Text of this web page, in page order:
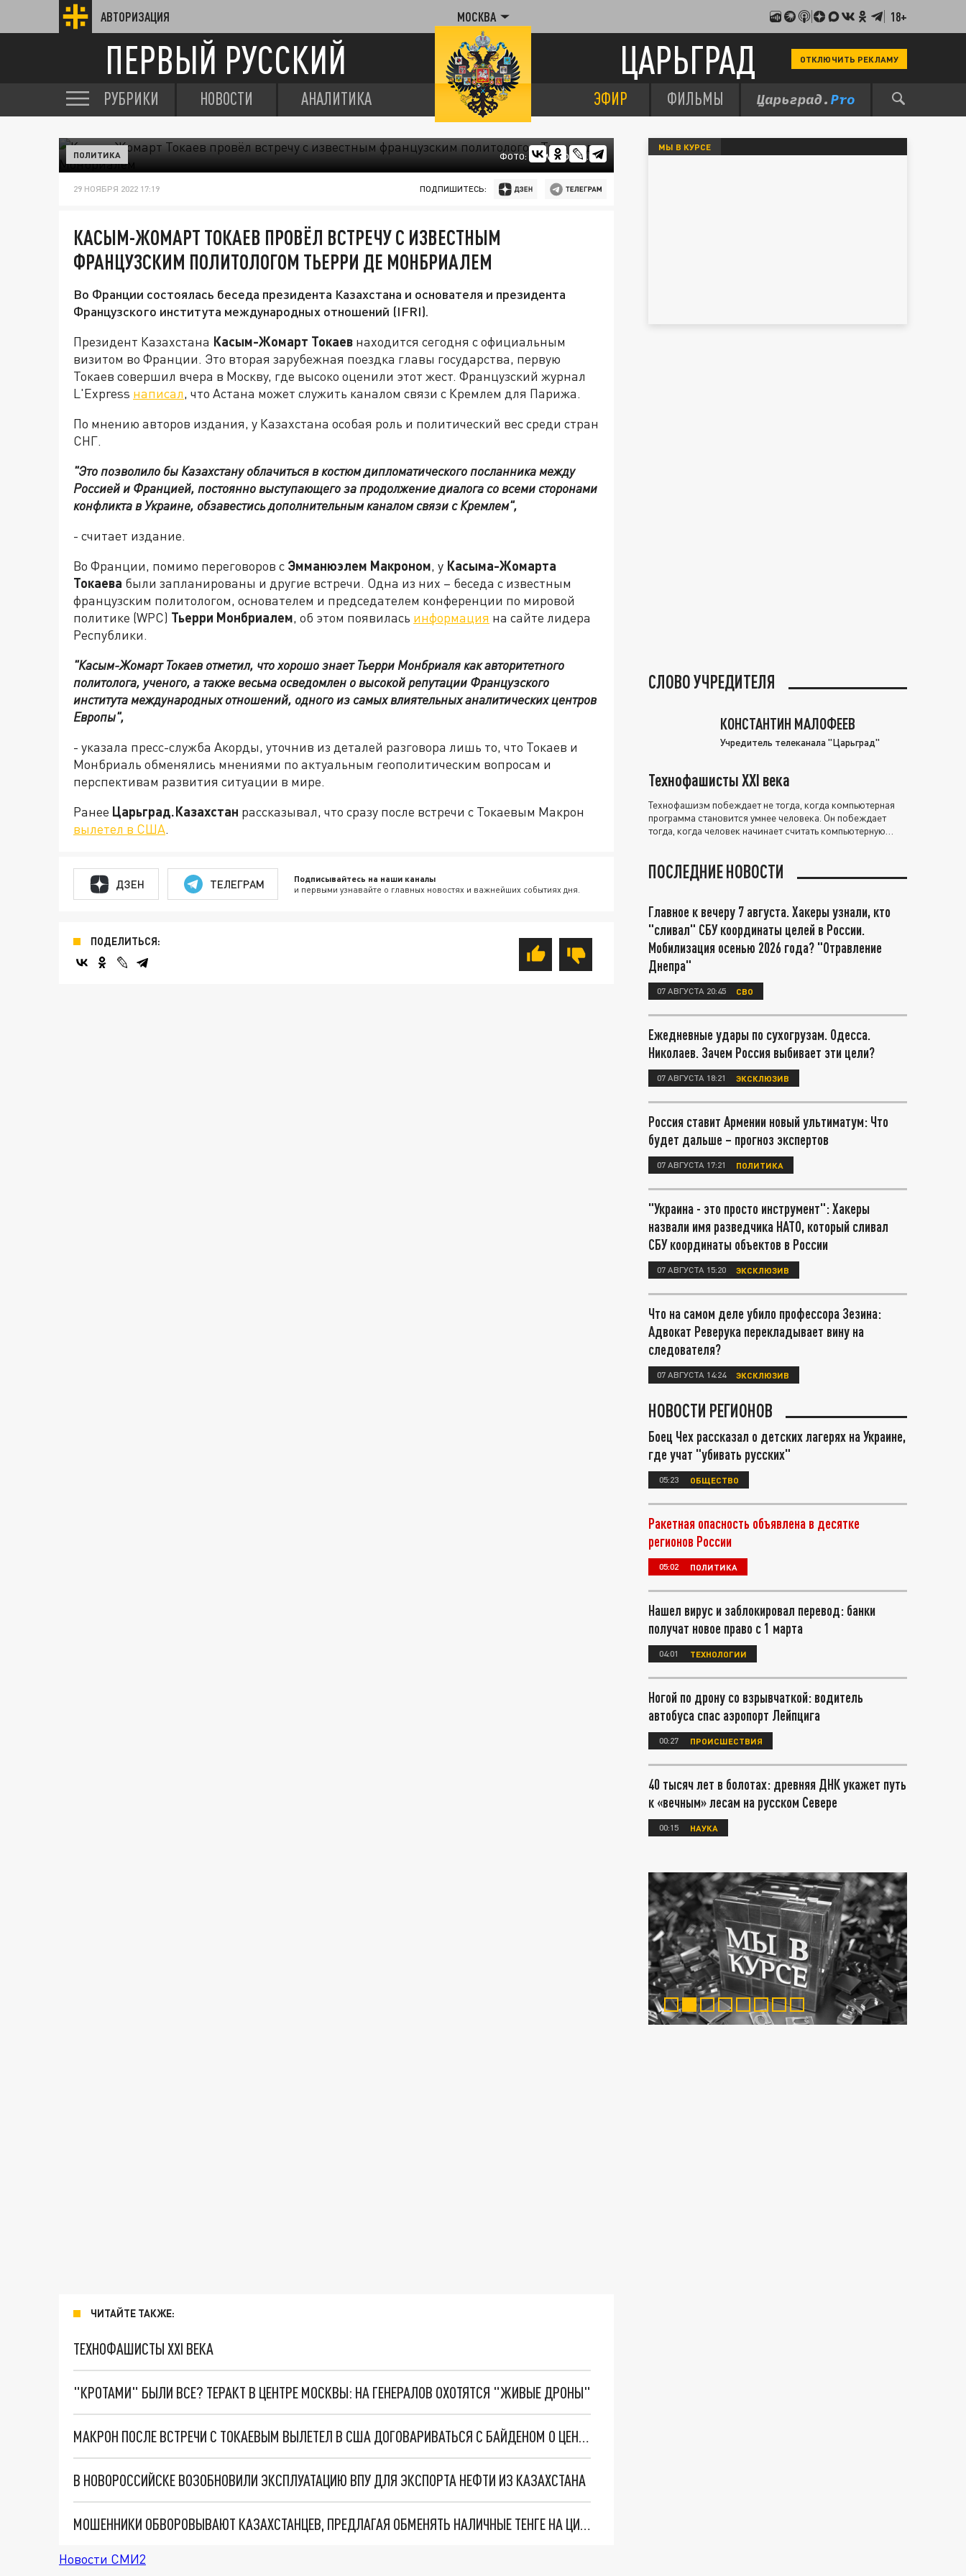
АВТОРИЗАЦИЯ МОСКВА 18+
ПЕРВЫЙ РУССКИЙ ЦАРЬГРАД ОТКЛЮЧИТЬ РЕКЛАМУ
РУБРИКИ НОВОСТИ АНАЛИТИКА ЭФИР ФИЛЬМЫ
ФОТО: WWW.AKORDA.KZ
ПОЛИТИКА
29 НОЯБРЯ 2022 17:19 ПОДПИШИТЕСЬ:
КАСЫМ-ЖОМАРТ ТОКАЕВ ПРОВЁЛ ВСТРЕЧУ С ИЗВЕСТНЫМ
ФРАНЦУЗСКИМ ПОЛИТОЛОГОМ ТЬЕРРИ ДЕ МОНБРИАЛЕМ
Во Франции состоялась беседа президента Казахстана и основателя и президента
Французского института международных отношений (IFRI).
Президент Казахстана Касым-Жомарт Токаев находится сегодня с официальным
визитом во Франции. Это вторая зарубежная поездка главы государства, первую
Токаев совершил вчера в Москву, где высоко оценили этот жест. Французский журнал
L'Express написал, что Астана может служить каналом связи с Кремлем для Парижа.
По мнению авторов издания, у Казахстана особая роль и политический вес среди стран
СНГ.
"Это позволило бы Казахстану облачиться в костюм дипломатического посланника между
Россией и Францией, постоянно выступающего за продолжение диалога со всеми сторонами
конфликта в Украине, обзавестись дополнительным каналом связи с Кремлем",
- считает издание.
Во Франции, помимо переговоров с Эмманюэлем Макроном, у Касыма-Жомарта
Токаева были запланированы и другие встречи. Одна из них – беседа с известным
французским политологом, основателем и председателем конференции по мировой
политике (WPC) Тьерри Монбриалем, об этом появилась информация на сайте лидера
Республики.
"Касым-Жомарт Токаев отметил, что хорошо знает Тьерри Монбриаля как авторитетного
политолога, ученого, а также весьма осведомлен о высокой репутации Французского
института международных отношений, одного из самых влиятельных аналитических центров
Европы",
- указала пресс-служба Акорды, уточнив из деталей разговора лишь то, что Токаев и
Монбриаль обменялись мнениями по актуальным геополитическим вопросам и
перспективам развития ситуации в мире.
Ранее Царьград.Казахстан рассказывал, что сразу после встречи с Токаевым Макрон
вылетел в США.
ДЗЕН ТЕЛЕГРАМ Подписывайтесь на наши каналы
и первыми узнавайте о главных новостях и важнейших событиях дня.
ПОДЕЛИТЬСЯ:
ЧИТАЙТЕ ТАКЖЕ:
ТЕХНОФАШИСТЫ XXI ВЕКА
"КРОТАМИ" БЫЛИ ВСЕ? ТЕРАКТ В ЦЕНТРЕ МОСКВЫ: НА ГЕНЕРАЛОВ ОХОТЯТСЯ "ЖИВЫЕ ДРОНЫ"
МАКРОН ПОСЛЕ ВСТРЕЧИ С ТОКАЕВЫМ ВЫЛЕТЕЛ В США ДОГОВАРИВАТЬСЯ С БАЙДЕНОМ О ЦЕНЕ НА ГАЗ
В НОВОРОССИЙСКЕ ВОЗОБНОВИЛИ ЭКСПЛУАТАЦИЮ ВПУ ДЛЯ ЭКСПОРТА НЕФТИ ИЗ КАЗАХСТАНА
МОШЕННИКИ ОБВОРОВЫВАЮТ КАЗАХСТАНЦЕВ, ПРЕДЛАГАЯ ОБМЕНЯТЬ НАЛИЧНЫЕ ТЕНГЕ НА ЦИФРОВЫЕ
Новости СМИ2
МЫ В КУРСЕ
СЛОВО УЧРЕДИТЕЛЯ
КОНСТАНТИН МАЛОФЕЕВ
Учредитель телеканала "Царьград"
Технофашисты XXI века
Технофашизм побеждает не тогда, когда компьютерная
программа становится умнее человека. Он побеждает
тогда, когда человек начинает считать компьютерную
ПОСЛЕДНИЕ НОВОСТИ
Главное к вечеру 7 августа. Хакеры узнали, кто
"сливал" СБУ координаты целей в России.
Мобилизация осенью 2026 года? "Отравление
Днепра"
07 АВГУСТА 20:45 СВО
Ежедневные удары по сухогрузам. Одесса.
Николаев. Зачем Россия выбивает эти цели?
07 АВГУСТА 18:21 ЭКСКЛЮЗИВ
Россия ставит Армении новый ультиматум: Что
будет дальше – прогноз экспертов
07 АВГУСТА 17:21 ПОЛИТИКА
"Украина - это просто инструмент": Хакеры
назвали имя разведчика НАТО, который сливал
СБУ координаты объектов в России
07 АВГУСТА 15:20 ЭКСКЛЮЗИВ
Что на самом деле убило профессора Зезина:
Адвокат Реверука перекладывает вину на
следователя?
07 АВГУСТА 14:24 ЭКСКЛЮЗИВ
НОВОСТИ РЕГИОНОВ
Боец Чех рассказал о детских лагерях на Украине,
где учат "убивать русских"
05:23 ОБЩЕСТВО
Ракетная опасность объявлена в десятке
регионов России
05:02 ПОЛИТИКА
Нашел вирус и заблокировал перевод: банки
получат новое право с 1 марта
04:01 ТЕХНОЛОГИИ
Ногой по дрону со взрывчаткой: водитель
автобуса спас аэропорт Лейпцига
00:27 ПРОИСШЕСТВИЯ
40 тысяч лет в болотах: древняя ДНК укажет путь
к «вечным» лесам на русском Севере
00:15 НАУКА